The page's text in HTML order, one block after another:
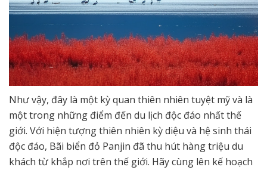
Như vậy, đây là một kỳ quan thiên nhiên tuyệt mỹ và là
một trong những điểm đến du lịch độc đáo nhất thế
giới. Với hiện tượng thiên nhiên kỳ diệu và hệ sinh thái
độc đáo, Bãi biển đỏ Panjin đã thu hút hàng triệu du
khách từ khắp nơi trên thế giới. Hãy cùng lên kế hoạch